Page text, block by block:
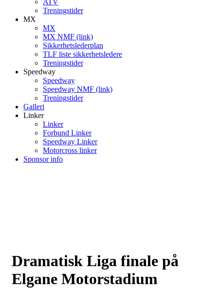
Treningstider
MX
MX
MX NMF (link)
Sikkerhetslederplan
TLF liste sikkerhetsledere
Treningstider
Speedway
Speedway
Speedway NMF (link)
Treningstider
Galleri
Linker
Linker
Forbund Linker
Speedway Linker
Motorcross linker
Sponsor info
Dramatisk Liga finale på
Elgane Motorstadium